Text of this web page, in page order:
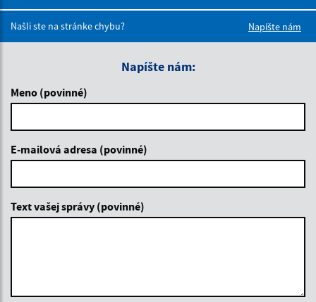
Našli ste na stránke chybu?
Napíšte nám
Napíšte nám:
Meno (povinné)
E-mailová adresa (povinné)
Text vašej správy (povinné)